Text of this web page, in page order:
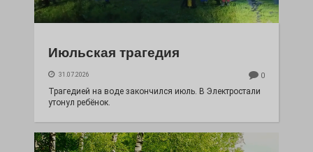
Июльская трагедия
31.07.2026 0
Трагедией на воде закончился июль. В Электростали
утонул ребёнок.